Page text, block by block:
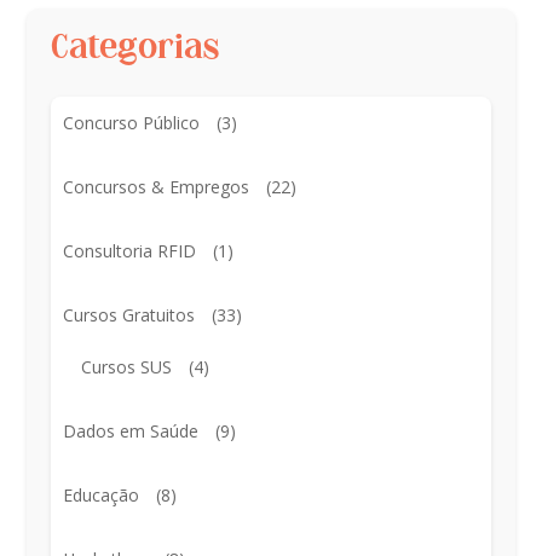
Categorias
Concurso Público (3)
Concursos & Empregos (22)
Consultoria RFID (1)
Cursos Gratuitos (33)
Cursos SUS (4)
Dados em Saúde (9)
Educação (8)